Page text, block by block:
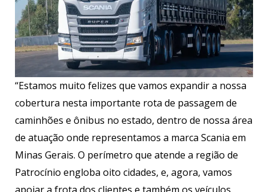
“Estamos muito felizes que vamos expandir a nossa
cobertura nesta importante rota de passagem de
caminhões e ônibus no estado, dentro de nossa área
de atuação onde representamos a marca Scania em
Minas Gerais. O perímetro que atende a região de
Patrocínio engloba oito cidades, e, agora, vamos